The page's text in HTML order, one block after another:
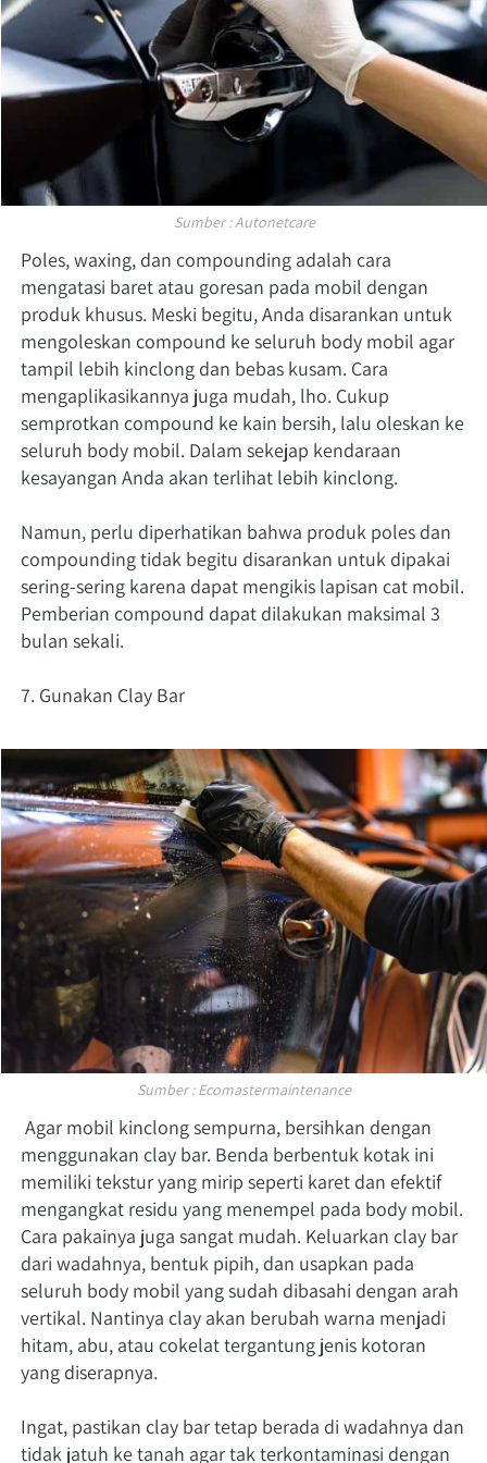
Sumber : Autonetcare
Poles, waxing, dan compounding adalah cara
mengatasi baret atau goresan pada mobil dengan
produk khusus. Meski begitu, Anda disarankan untuk
mengoleskan compound ke seluruh body mobil agar
tampil lebih kinclong dan bebas kusam. Cara
mengaplikasikannya juga mudah, lho. Cukup
semprotkan compound ke kain bersih, lalu oleskan ke
seluruh body mobil. Dalam sekejap kendaraan
kesayangan Anda akan terlihat lebih kinclong.
Namun, perlu diperhatikan bahwa produk poles dan
compounding tidak begitu disarankan untuk dipakai
sering-sering karena dapat mengikis lapisan cat mobil.
Pemberian compound dapat dilakukan maksimal 3
bulan sekali.
7. Gunakan Clay Bar
Sumber : Ecomastermaintenance
menggunakan clay bar. Benda berbentuk kotak ini
memiliki tekstur yang mirip seperti karet dan efektif
mengangkat residu yang menempel pada body mobil.
Cara pakainya juga sangat mudah. Keluarkan clay bar
dari wadahnya, bentuk pipih, dan usapkan pada
seluruh body mobil yang sudah dibasahi dengan arah
vertikal. Nantinya clay akan berubah warna menjadi
hitam, abu, atau cokelat tergantung jenis kotoran
yang diserapnya.
Ingat, pastikan clay bar tetap berada di wadahnya dan
tidak jatuh ke tanah agar tak terkontaminasi dengan